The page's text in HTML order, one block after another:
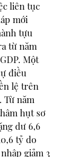
liên tục
mới
tựu
từ năm
Một
điều
lệ trên
Từ năm
hụt sơ
dư 6,6
tỷ do
giảm 3